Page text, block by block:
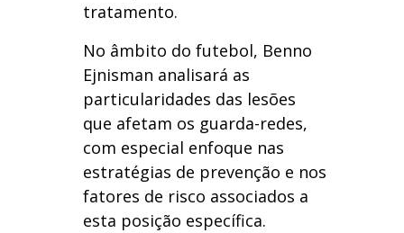
tratamento.
No âmbito do futebol, Benno
Ejnisman analisará as
particularidades das lesões
que afetam os guarda-redes,
com especial enfoque nas
estratégias de prevenção e nos
fatores de risco associados a
esta posição específica.